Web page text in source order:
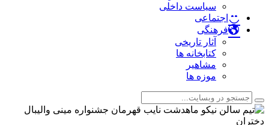
سیاست داخلی
اجتماعی
فرهنگی
آثار تاریخی
کتابخانه ها
مشاهیر
موزه ها